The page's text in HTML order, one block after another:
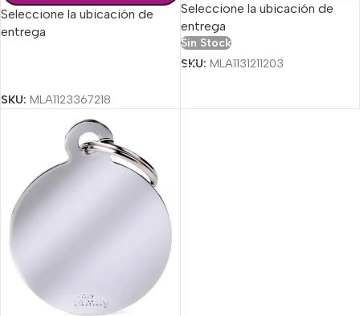
Seleccione la ubicación de
entrega
SKU: MLA1123367218
Seleccione la ubicación de
entrega
Sin Stock
SKU: MLA1131211203